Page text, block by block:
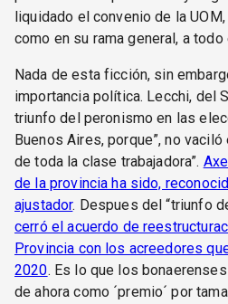
liquidado el convenio de la
como en su rama general, a
Nada de esta ficción, sin
importancia política. Lecchi, del
triunfo del peronismo en las
Buenos Aires, porque”, no vaciló
de toda la clase trabajadora”.
de la provincia ha sido,
ajustador. Despues del “triunfo
cerró el acuerdo de
Provincia con los acreedores
2020. Es lo que los
de ahora como ´premio´ por